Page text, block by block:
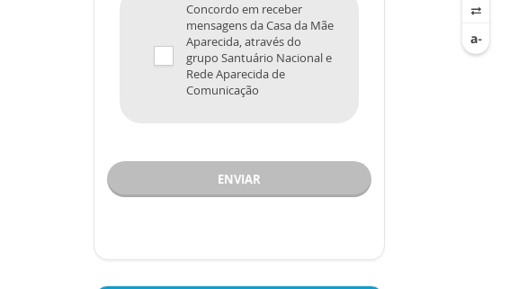
Concordo em receber
mensagens da Casa da Mãe
Aparecida, através do
grupo Santuário Nacional e
Rede Aparecida de
Comunicação
ENVIAR